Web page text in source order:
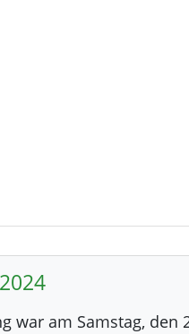
war am Samstag, den